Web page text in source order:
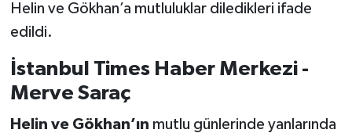
Helin ve Gökhan’a mutluluklar diledikleri ifade
edildi.
İstanbul Times Haber Merkezi -
Merve Saraç
Helin ve Gökhan’ın mutlu günlerinde yanlarında